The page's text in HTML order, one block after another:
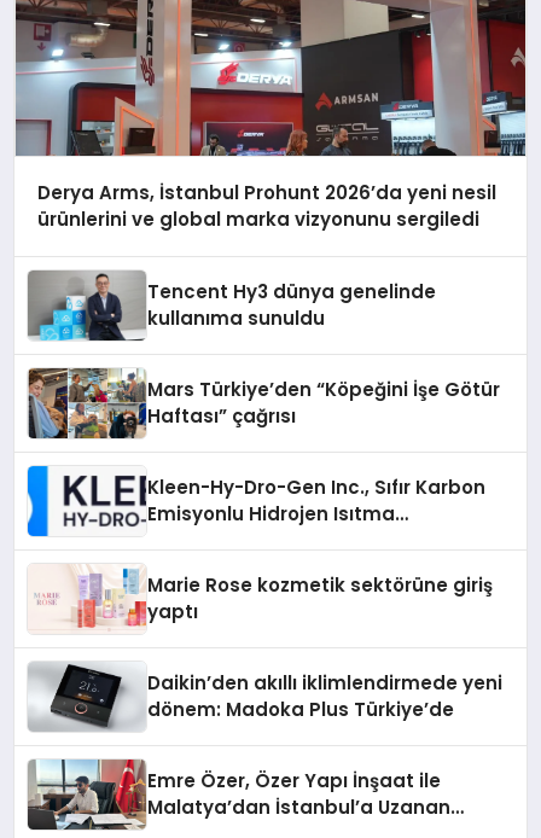
Derya Arms, İstanbul Prohunt 2026’da yeni nesil
ürünlerini ve global marka vizyonunu sergiledi
Tencent Hy3 dünya genelinde
kullanıma sunuldu
Mars Türkiye’den “Köpeğini İşe Götür
Haftası” çağrısı
Kleen-Hy-Dro-Gen Inc., Sıfır Karbon
Emisyonlu Hidrojen Isıtma
Marie Rose kozmetik sektörüne giriş
yaptı
Daikin’den akıllı iklimlendirmede yeni
dönem: Madoka Plus Türkiye’de
Emre Özer, Özer Yapı İnşaat ile
Malatya’dan İstanbul’a Uzanan